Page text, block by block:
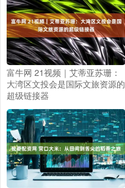
富牛网 21视频｜艾蒂亚苏珊：
大湾区文投会是国际文旅资源的
超级链接器